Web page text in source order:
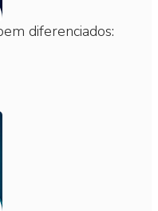
diferenciados: